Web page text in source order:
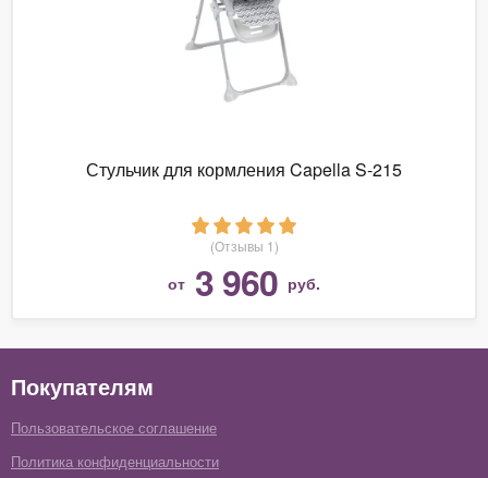
Стульчик для кормления Capella S-215
(Отзывы 1)
от 3 960 руб.
Покупателям
Пользовательское соглашение
Политика конфиденциальности